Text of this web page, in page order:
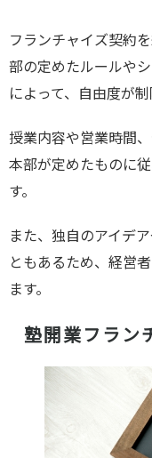
フランチャイズ契約
部の定めたルールや
によって、自由度が
授業内容や営業時間
本部が定めたものに
す。
また、独自のアイデ
ともあるため、経営
ます。
塾開業フラン